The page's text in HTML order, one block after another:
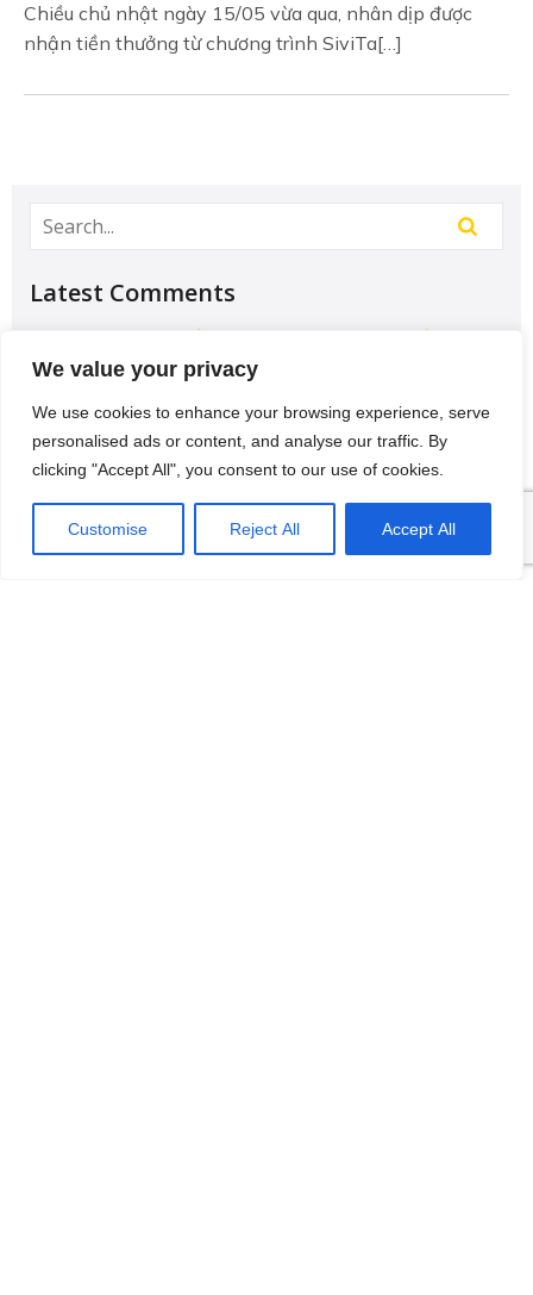
We value your privacy
We use cookies to enhance your browsing experience, serve
personalised ads or content, and analyse our traffic. By
clicking "Accept All", you consent to our use of cookies.
Customise Reject All Accept All
Chiều chủ nhật ngày 15/05 vừa qua, nhân dịp được
nhận tiền thưởng từ chương trình SiviTa[…]
Latest Comments
Học Đại học để có tương lai hơn? – Chưa chắc –
Sividuc.orgonChọn ngành học: sinh viên IT và
12/08/2016
[…] lại thì lại thiếu các kĩ năng của một người
thợ. Theo Tagesschau.de Bonus: Chọn ngành
học: sinh viên…
VI